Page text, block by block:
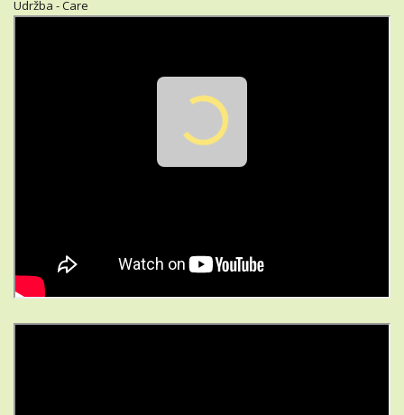
Udržba - Care